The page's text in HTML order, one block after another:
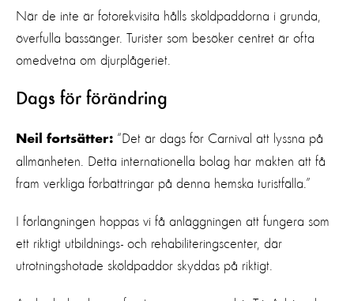
När de inte är fotorekvisita hålls sköldpaddorna i grunda,
överfulla bassänger. Turister som besöker centret är ofta
omedvetna om djurplågeriet.
Dags för förändring
Neil fortsätter: “Det är dags för Carnival att lyssna på
allmänheten. Detta internationella bolag har makten att få
fram verkliga förbättringar på denna hemska turistfälla.”
I förlängningen hoppas vi få anläggningen att fungera som
ett riktigt utbildnings- och rehabiliteringscenter, där
utrotningshotade sköldpaddor skyddas på riktigt.